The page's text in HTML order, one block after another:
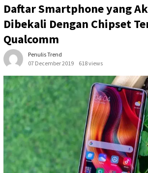
Daftar Smartphone yang
Dibekali Dengan Chipset
Qualcomm
Penulis Trend
07 December 2019
618 views